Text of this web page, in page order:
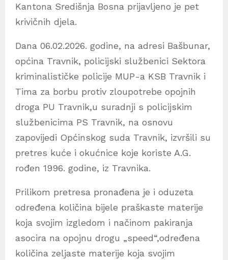
Kantona Središnja Bosna prijavljeno je pet
krivičnih djela.
Dana 06.02.2026. godine, na adresi Bašbunar,
općina Travnik, policijski službenici Sektora
kriminalističke policije MUP-a KSB Travnik i
Tima za borbu protiv zloupotrebe opojnih
droga PU Travnik,u suradnji s policijskim
službenicima PS Travnik, na osnovu
zapovijedi Općinskog suda Travnik, izvršili su
pretres kuće i okućnice koje koriste A.G.
rođen 1996. godine, iz Travnika.
Prilikom pretresa pronađena je i oduzeta
određena količina bijele praškaste materije
koja svojim izgledom i načinom pakiranja
asocira na opojnu drogu „speed“,određena
količina zeljaste materije koja svojim